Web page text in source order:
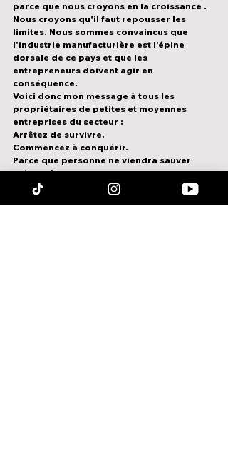
parce que nous croyons en la croissance .
Nous croyons qu'il faut repousser les
limites. Nous sommes convaincus que
l'industrie manufacturière est l'épine
dorsale de ce pays et que les
entrepreneurs doivent agir en
conséquence.
Voici donc mon message à tous les
propriétaires de petites et moyennes
entreprises du secteur :
Arrêtez de survivre.
Commencez à conquérir.
Parce que personne ne viendra sauver
votre usine.
Mais si vous faites les choses
correctement,
vous pouvez sauver l’avenir